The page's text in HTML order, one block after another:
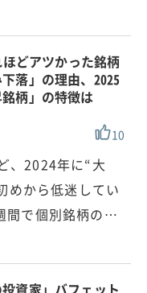
どアツかった銘柄
落」の理由、2025
柄」の特徴は
10
、2024年に“大
めから低迷してい
間で個別銘柄の…
投資家」バフェット